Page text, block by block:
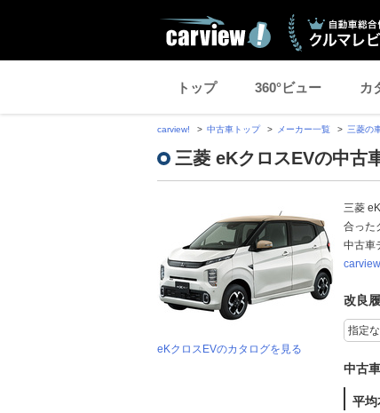
トップ 360°ビュー カ
carview! 中古車トップ メーカー一覧 三菱の
三菱 eKクロスEVの中古
eKクロスEVのカタログを見る
三菱
合った
中古車
改良
中古
平均